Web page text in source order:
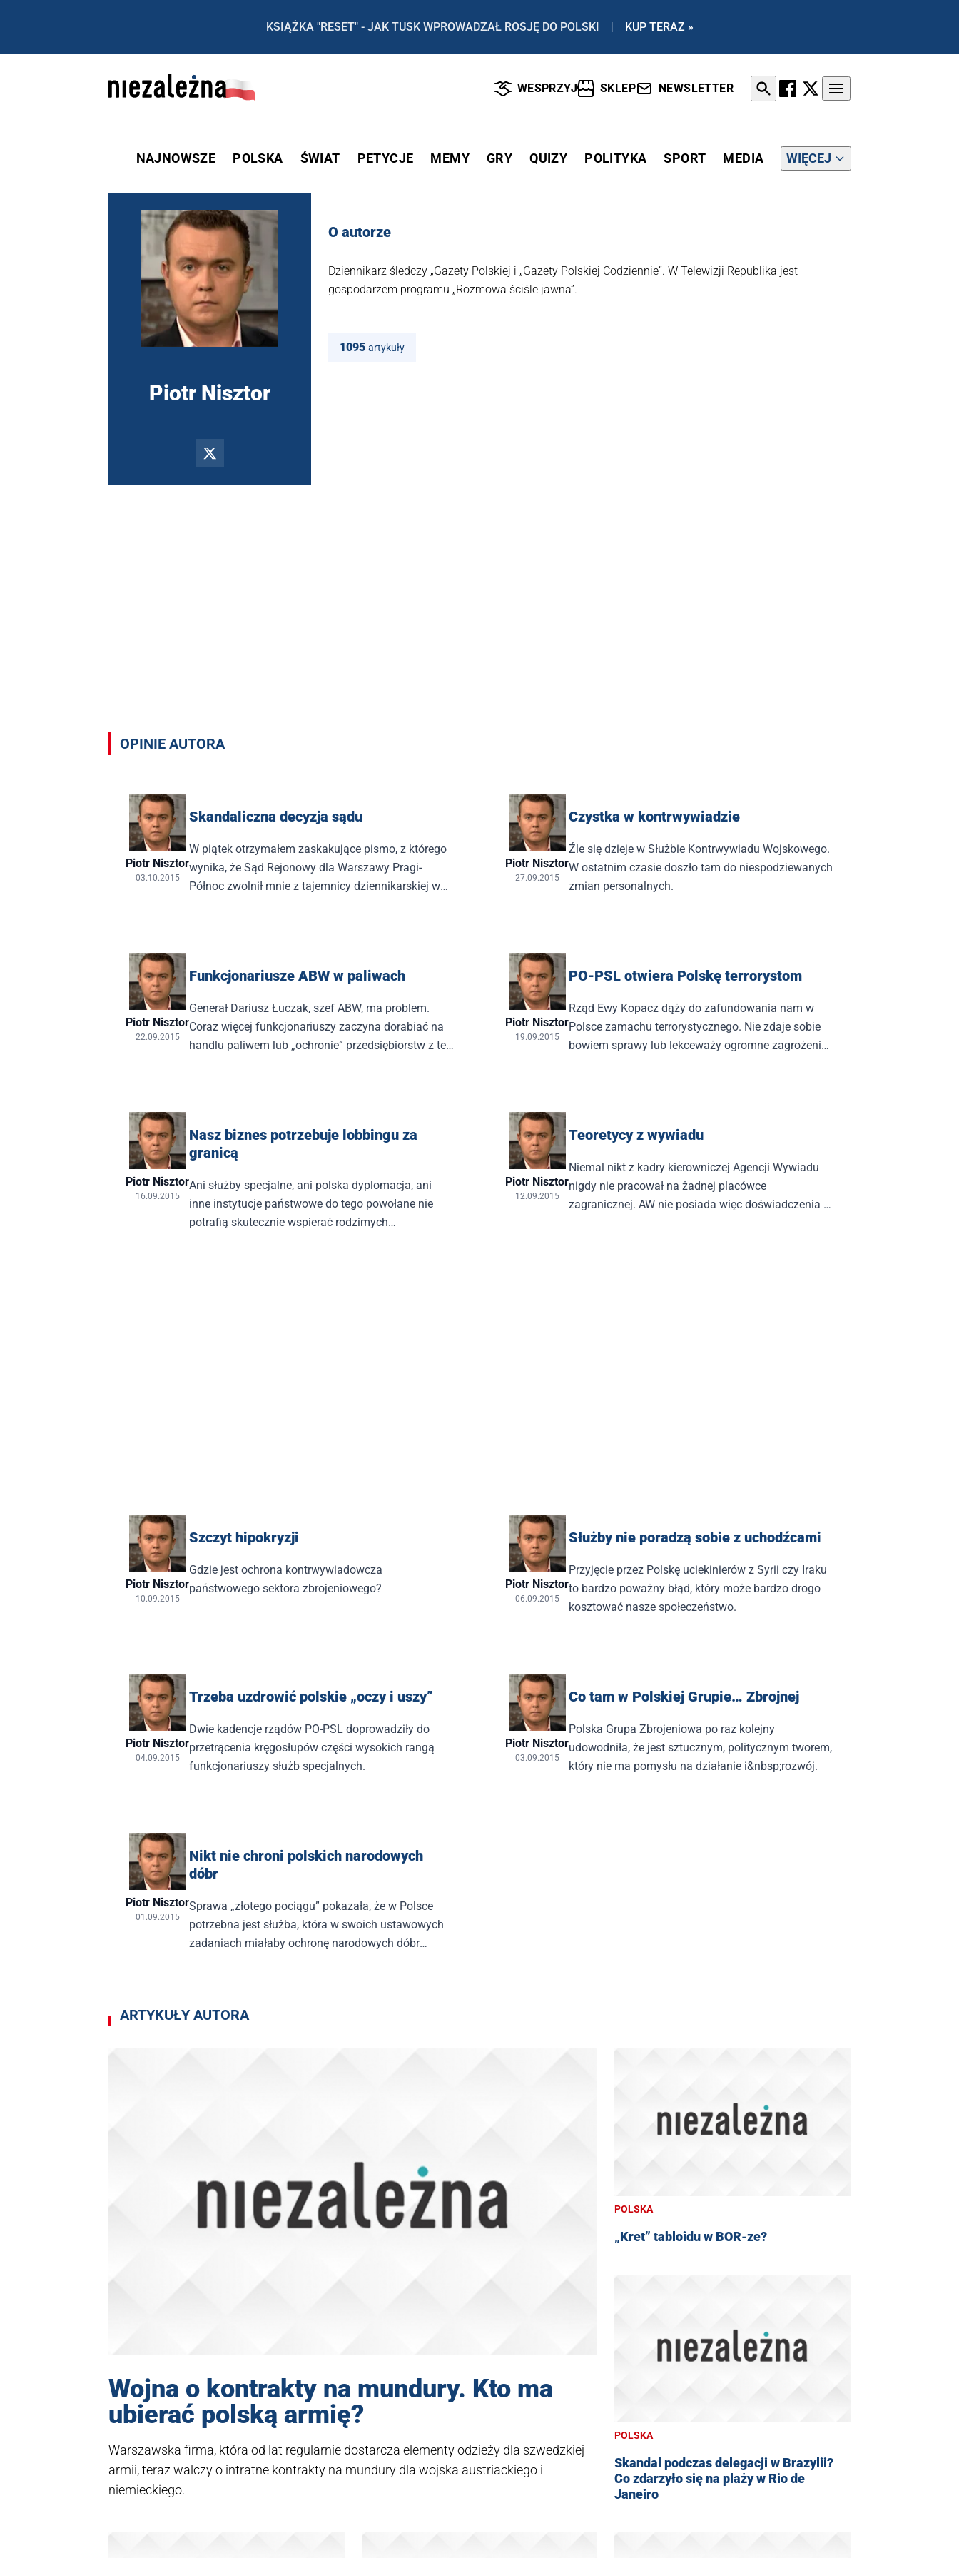
KSIĄŻKA "RESET" - JAK TUSK WPROWADZAŁ ROSJĘ DO POLSKI | KUP TERAZ »
WESPRZYJ SKLEP NEWSLETTER
NAJNOWSZE POLSKA ŚWIAT PETYCJE MEMY GRY QUIZY POLITYKA SPORT MEDIA WIĘCEJ
Piotr Nisztor
O autorze
Dziennikarz śledczy „Gazety Polskiej i „Gazety Polskiej Codziennie”. W Telewizji Republika jest
gospodarzem programu „Rozmowa ściśle jawna”.
1095 artykuły
Opinie autora Piotr Nisztor
OPINIE AUTORA
Piotr Nisztor
03.10.2015
Skandaliczna decyzja sądu
W piątek otrzymałem zaskakujące pismo, z którego
wynika, że Sąd Rejonowy dla Warszawy Pragi-
Północ zwolnił mnie z tajemnicy dziennikarskiej w
Piotr Nisztor
27.09.2015
Czystka w kontrwywiadzie
Źle się dzieje w Służbie Kontrwywiadu Wojskowego.
W ostatnim czasie doszło tam do niespodziewanych
zmian personalnych.
Piotr Nisztor
22.09.2015
Funkcjonariusze ABW w paliwach
Generał Dariusz Łuczak, szef ABW, ma problem.
Coraz więcej funkcjonariuszy zaczyna dorabiać na
handlu paliwem lub „ochronie” przedsiębiorstw z tej
Piotr Nisztor
19.09.2015
PO-PSL otwiera Polskę terrorystom
Rząd Ewy Kopacz dąży do zafundowania nam w
Polsce zamachu terrorystycznego. Nie zdaje sobie
bowiem sprawy lub lekceważy ogromne zagrożenie,
Piotr Nisztor
16.09.2015
Nasz biznes potrzebuje lobbingu za
granicą
Ani służby specjalne, ani polska dyplomacja, ani
inne instytucje państwowe do tego powołane nie
potrafią skutecznie wspierać rodzimych
Piotr Nisztor
12.09.2015
Teoretycy z wywiadu
Niemal nikt z kadry kierowniczej Agencji Wywiadu
nigdy nie pracował na żadnej placówce
zagranicznej. AW nie posiada więc doświadczenia w
Piotr Nisztor
10.09.2015
Szczyt hipokryzji
Gdzie jest ochrona kontrwywiadowcza
państwowego sektora zbrojeniowego?
Piotr Nisztor
06.09.2015
Służby nie poradzą sobie z uchodźcami
Przyjęcie przez Polskę uciekinierów z Syrii czy Iraku
to bardzo poważny błąd, który może bardzo drogo
kosztować nasze społeczeństwo.
Piotr Nisztor
04.09.2015
Trzeba uzdrowić polskie „oczy i uszy”
Dwie kadencje rządów PO-PSL doprowadziły do
przetrącenia kręgosłupów części wysokich rangą
funkcjonariuszy służb specjalnych.
Piotr Nisztor
03.09.2015
Co tam w Polskiej Grupie… Zbrojnej
Polska Grupa Zbrojeniowa po raz kolejny
udowodniła, że jest sztucznym, politycznym tworem,
który nie ma pomysłu na działanie i&nbsp;rozwój.
Piotr Nisztor
01.09.2015
Nikt nie chroni polskich narodowych
dóbr
Sprawa „złotego pociągu” pokazała, że w Polsce
potrzebna jest służba, która w swoich ustawowych
zadaniach miałaby ochronę narodowych dóbr
ARTYKUŁY AUTORA
​Wojna o kontrakty na mundury. Kto ma
ubierać polską armię?
Warszawska firma, która od lat regularnie dostarcza elementy odzieży dla szwedzkiej
armii, teraz walczy o intratne kontrakty na mundury dla wojska austriackiego i
niemieckiego.
POLSKA
„Kret” tabloidu w BOR-ze?
POLSKA
Skandal podczas delegacji w Brazylii?
Co zdarzyło się na plaży w Rio de
Janeiro